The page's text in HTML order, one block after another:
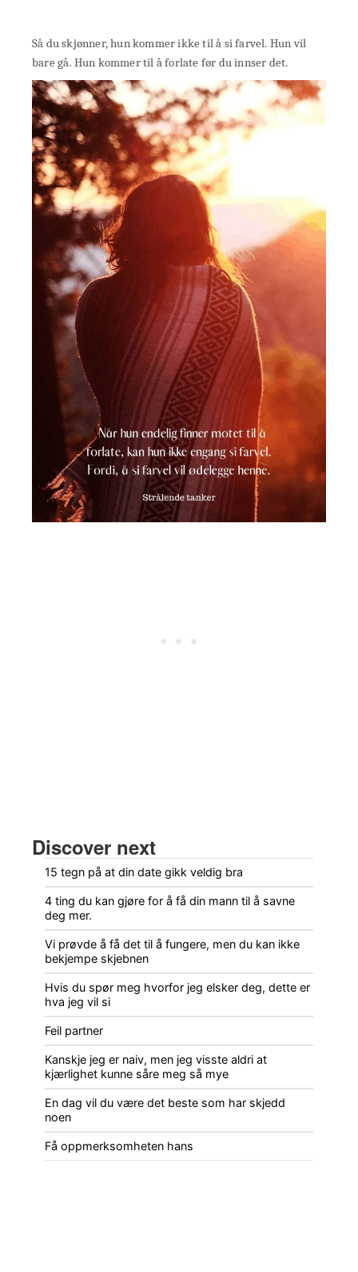
Så du skjønner, hun kommer ikke til å si farvel. Hun vil
bare gå. Hun kommer til å forlate før du innser det.
Discover next
15 tegn på at din date gikk veldig bra
4 ting du kan gjøre for å få din mann til å savne
deg mer.
Vi prøvde å få det til å fungere, men du kan ikke
bekjempe skjebnen
Hvis du spør meg hvorfor jeg elsker deg, dette er
hva jeg vil si
Feil partner
Kanskje jeg er naiv, men jeg visste aldri at
kjærlighet kunne såre meg så mye
En dag vil du være det beste som har skjedd
noen
Få oppmerksomheten hans